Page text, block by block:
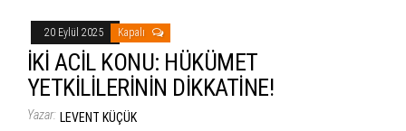
20 Eylül 2025 Kapalı
İKİ ACİL KONU: HÜKÜMET
YETKİLİLERİNİN DİKKATİNE!
Yazar: LEVENT KÜÇÜK